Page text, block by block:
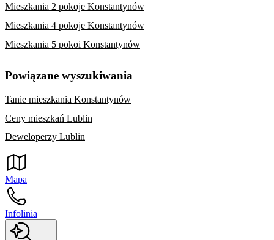
Mieszkania 2 pokoje Konstantynów
Mieszkania 4 pokoje Konstantynów
Mieszkania 5 pokoi Konstantynów
Powiązane wyszukiwania
Tanie mieszkania Konstantynów
Ceny mieszkań Lublin
Deweloperzy Lublin
Mapa
Infolinia